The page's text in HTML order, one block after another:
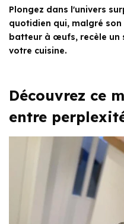
Plongez dans l'univers
quotidien qui, malgré
batteur à œufs, recèle un
votre cuisine.
Découvrez ce
entre